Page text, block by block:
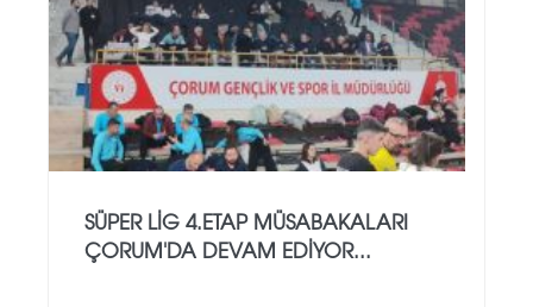
SÜPER LİG 4.ETAP MÜSABAKALARI
ÇORUM'DA DEVAM EDİYOR...